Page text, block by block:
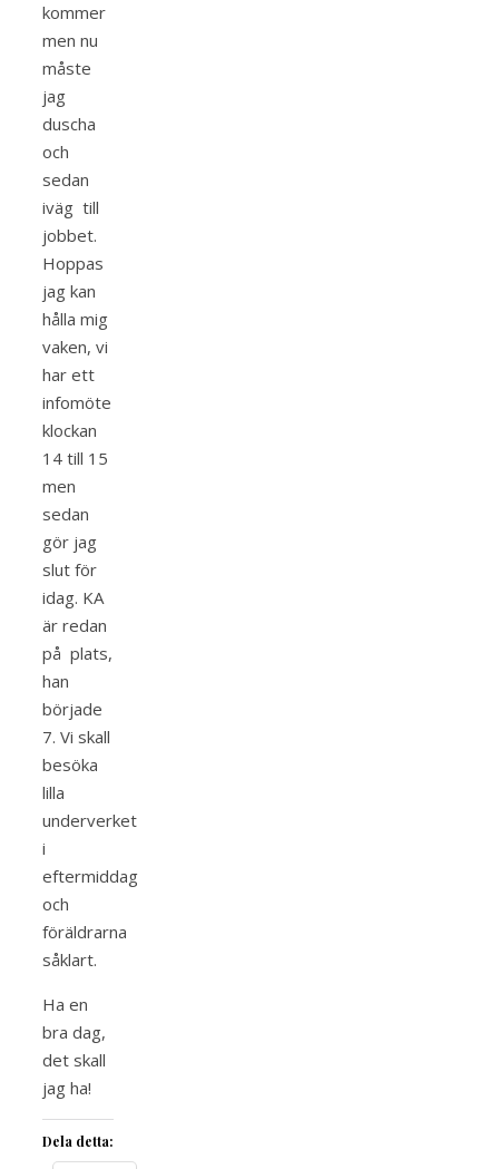
kommer
men nu
måste
jag
duscha
och
sedan
iväg till
jobbet.
Hoppas
jag kan
hålla mig
vaken, vi
har ett
infomöte
klockan
14 till 15
men
sedan
gör jag
slut för
idag. KA
är redan
på plats,
han
började
7. Vi skall
besöka
lilla
underverket
i
eftermiddag
och
föräldrarna
såklart.
Ha en
bra dag,
det skall
jag ha!
Dela detta: